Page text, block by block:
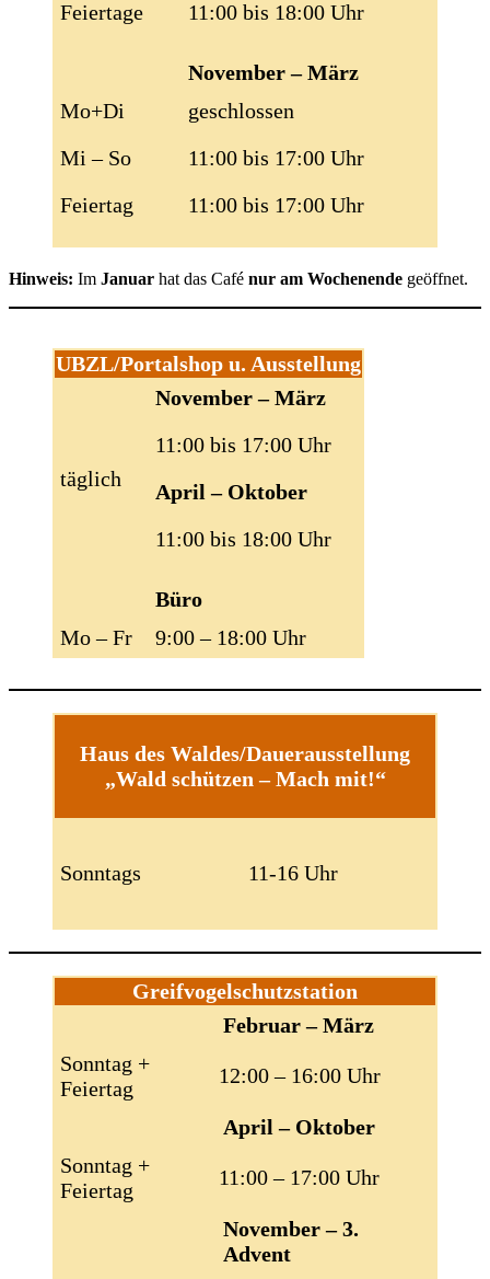
Feiertage 11:00 bis 18:00 Uhr
November – März
Mo+Di
Mi – So
Feiertag
geschlossen
11:00 bis 17:00 Uhr
11:00 bis 17:00 Uhr
Hinweis: Im Januar hat das Café nur am Wochenende geöffnet.
UBZL/Portalshop u. Ausstellung
täglich
November – März
11:00 bis 17:00 Uhr
April – Oktober
11:00 bis 18:00 Uhr
Büro
Mo – Fr
9:00 – 18:00 Uhr
Haus des Waldes/Dauerausstellung
„Wald schützen – Mach mit!“
Sonntags 11-16 Uhr
Greifvogelschutzstation
Februar – März
Sonntag +
Feiertag
12:00 – 16:00 Uhr
April – Oktober
Sonntag +
Feiertag
11:00 – 17:00 Uhr
November – 3.
Advent